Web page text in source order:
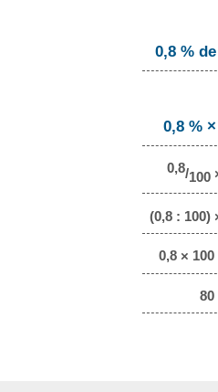
0,8 %
0,8 %
0,8/100
(0,8 : 100)
0,8 × 100
80